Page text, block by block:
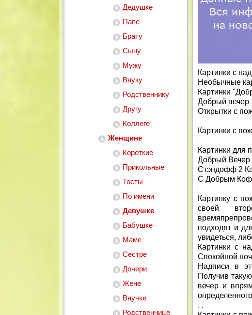
Дедушке
Папе
Брату
Сыну
Мужу
Внуку
Родственнику
Другу
Коллеге
Женщине
Короткие
Прикольные
Тосты
По имени
Девушке
Бабушке
Маме
Сестре
Дочери
Жене
Внучке
Родственнице
Картинки с
Необычные
Картинки
Добрый вечер
Открытки с
Картинки с
Картинки для
Добрый Вечер
Стэндофф 2
С Добрым
Картинку с
своей
подходят и
увидеться,
Картинки с
Спокойной
Надписи в
Получив
вечер и
. .